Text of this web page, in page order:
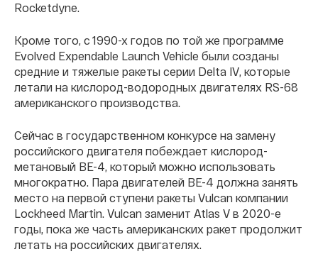
Rocketdyne.
Кроме того, с 1990-х годов по той же программе
Evolved Expendable Launch Vehicle были созданы
средние и тяжелые ракеты серии Delta IV, которые
летали на кислород-водородных двигателях RS-68
американского производства.
Сейчас в государственном конкурсе на замену
российского двигателя побеждает кислород-
метановый BE-4, который можно использовать
многократно. Пара двигателей BE-4 должна занять
место на первой ступени ракеты Vulcan компании
Lockheed Martin. Vulcan заменит Atlas V в 2020-е
годы, пока же часть американских ракет продолжит
летать на российских двигателях.